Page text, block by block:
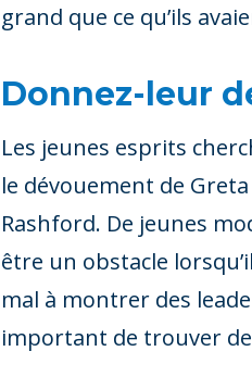
grand que ce qu’ils
Donnez-leur
Les jeunes esprits
le dévouement de
Rashford. De jeunes
être un obstacle
mal à montrer des
important de trouver